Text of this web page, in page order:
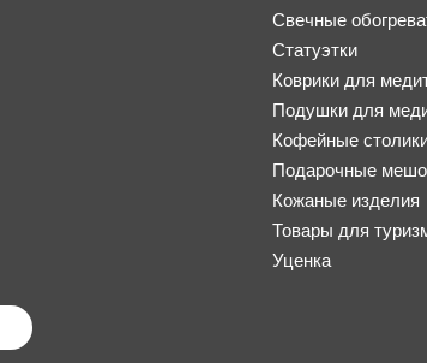
Свечные
Статуэтки
Коврики для
Подушки для
Кофейные
Подарочные
Кожаные изделия
Товары для
Уценка